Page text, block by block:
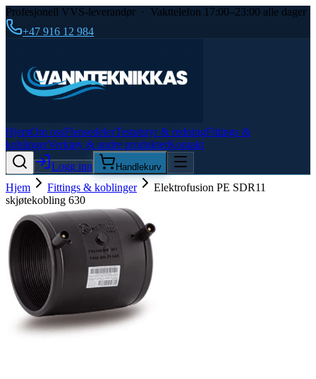
Profesjonell VVS-leverandør · Vakttelefon 17:00–23:00 alle dager
+47 916 12 984
HjemOm ossFlensedelerTestutstyr & redningFittings &
koblingerVerktøy & andre produkterKontakt
Logg inn
Handlekurv
Hjem Fittings & koblinger
Elektrofusion PE SDR11
skjøtekobling 630